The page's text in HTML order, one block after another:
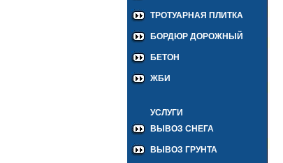
ТРОТУАРНАЯ ПЛИТКА
БОРДЮР ДОРОЖНЫЙ
БЕТОН
ЖБИ
УСЛУГИ
ВЫВОЗ СНЕГА
ВЫВОЗ ГРУНТА